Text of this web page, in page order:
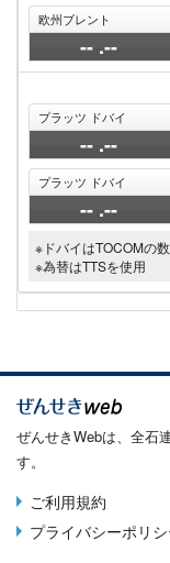
欧州ブレント
-- .--
プラッツ ドバイ
-- .--
プラッツ ドバイ
-- .--
※ドバイはTOCOMの
※為替はTTSを使用
ぜんせきWebは、全石
す。
Terms
menu
ご利用規約
プライバシーポリ